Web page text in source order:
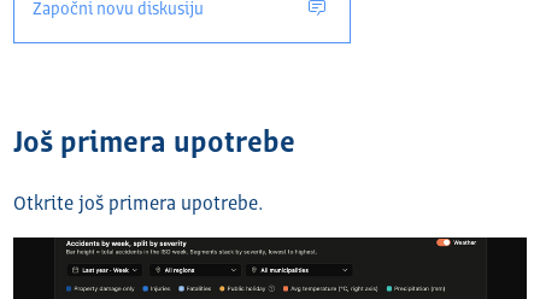
Započni novu diskusiju
Još primera upotrebe
Otkrite još primera upotrebe.